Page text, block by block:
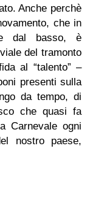
Anche perchè
che in
dal basso, è
del tramonto
al “talento” –
presenti sulla
da tempo, di
che quasi fa
Carnevale ogni
nostro paese,